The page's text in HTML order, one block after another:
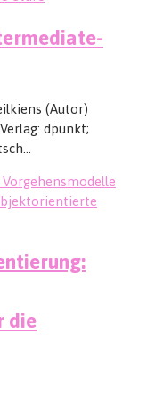
(Autor)
dpunkt;
die